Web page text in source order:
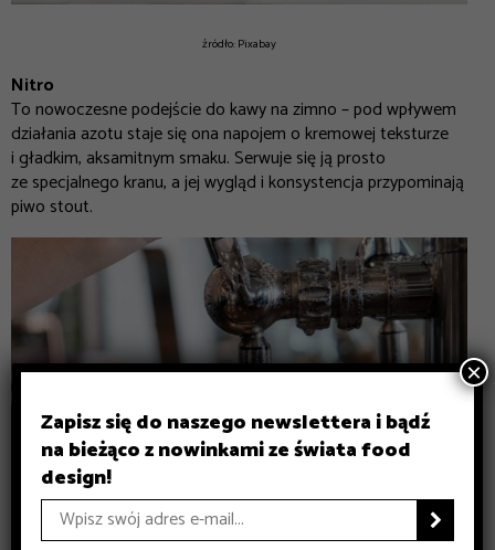
źródło: Pixabay
Nitro
To nowoczesne podejście do kawy na zimno – pod wpływem
działania azotu staje się ona napojem o kremowej teksturze
i gładkim, aksamitnym smaku. Serwuje się ją prosto
ze specjalnego kranu, a jej wygląd i konsystencja przypominają
piwo stout.
Zapisz się do naszego newslettera i bądź
na bieżąco z nowinkami ze świata food
design!

×